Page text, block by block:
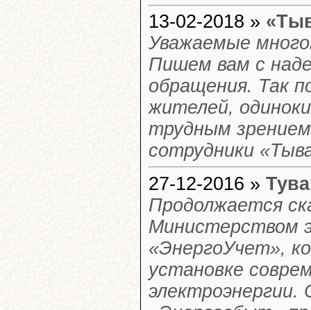
13-02-2018 »
Уважаемые
Пишем вам с
обращения. Так
жителей,
трудным
сотрудники
27-12-2016 »
Продолжается
Министерством
«ЭнергоУчет»,
установке
электроэнергии.